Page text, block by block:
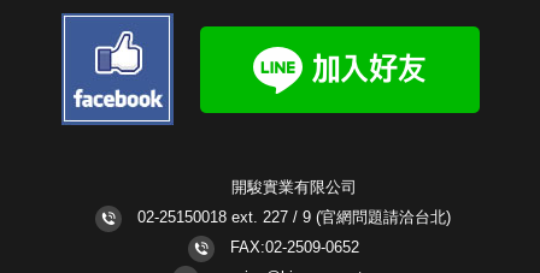
開駿實業有限公司
02-25150018 ext. 227 / 9 (官網問題請洽台北)
FAX:02-2509-0652